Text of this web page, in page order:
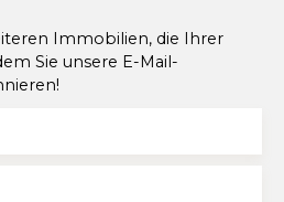
Immobilien, die Ihrer
Sie unsere E-Mail-